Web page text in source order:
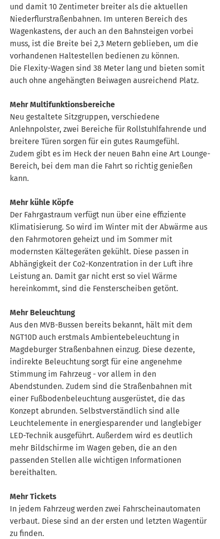
und damit 10 Zentimeter breiter als die aktuellen
Niederflurstraßenbahnen. Im unteren Bereich des
Wagenkastens, der auch an den Bahnsteigen vorbei
muss, ist die Breite bei 2,3 Metern geblieben, um die
vorhandenen Haltestellen bedienen zu können.
Die Flexity-Wagen sind 38 Meter lang und bieten somit
auch ohne angehängten Beiwagen ausreichend Platz.
Mehr Multifunktionsbereiche
Neu gestaltete Sitzgruppen, verschiedene
Anlehnpolster, zwei Bereiche für Rollstuhlfahrende und
breitere Türen sorgen für ein gutes Raumgefühl.
Zudem gibt es im Heck der neuen Bahn eine Art Lounge-
Bereich, bei dem man die Fahrt so richtig genießen
kann.
Mehr kühle Köpfe
Der Fahrgastraum verfügt nun über eine effiziente
Klimatisierung. So wird im Winter mit der Abwärme aus
den Fahrmotoren geheizt und im Sommer mit
modernsten Kältegeräten gekühlt. Diese passen in
Abhängigkeit der Co2-Konzentration in der Luft ihre
Leistung an. Damit gar nicht erst so viel Wärme
hereinkommt, sind die Fensterscheiben getönt.
Mehr Beleuchtung
Aus den MVB-Bussen bereits bekannt, hält mit dem
NGT10D auch erstmals Ambientebeleuchtung in
Magdeburger Straßenbahnen einzug. Diese dezente,
indirekte Beleuchtung sorgt für eine angenehme
Stimmung im Fahrzeug - vor allem in den
Abendstunden. Zudem sind die Straßenbahnen mit
einer Fußbodenbeleuchtung ausgerüstet, die das
Konzept abrunden. Selbstverständlich sind alle
Leuchtelemente in energiesparender und langlebiger
LED-Technik ausgeführt. Außerdem wird es deutlich
mehr Bildschirme im Wagen geben, die an den
passenden Stellen alle wichtigen Informationen
bereithalten.
Mehr Tickets
In jedem Fahrzeug werden zwei Fahrscheinautomaten
verbaut. Diese sind an der ersten und letzten Wagentür
zu finden.